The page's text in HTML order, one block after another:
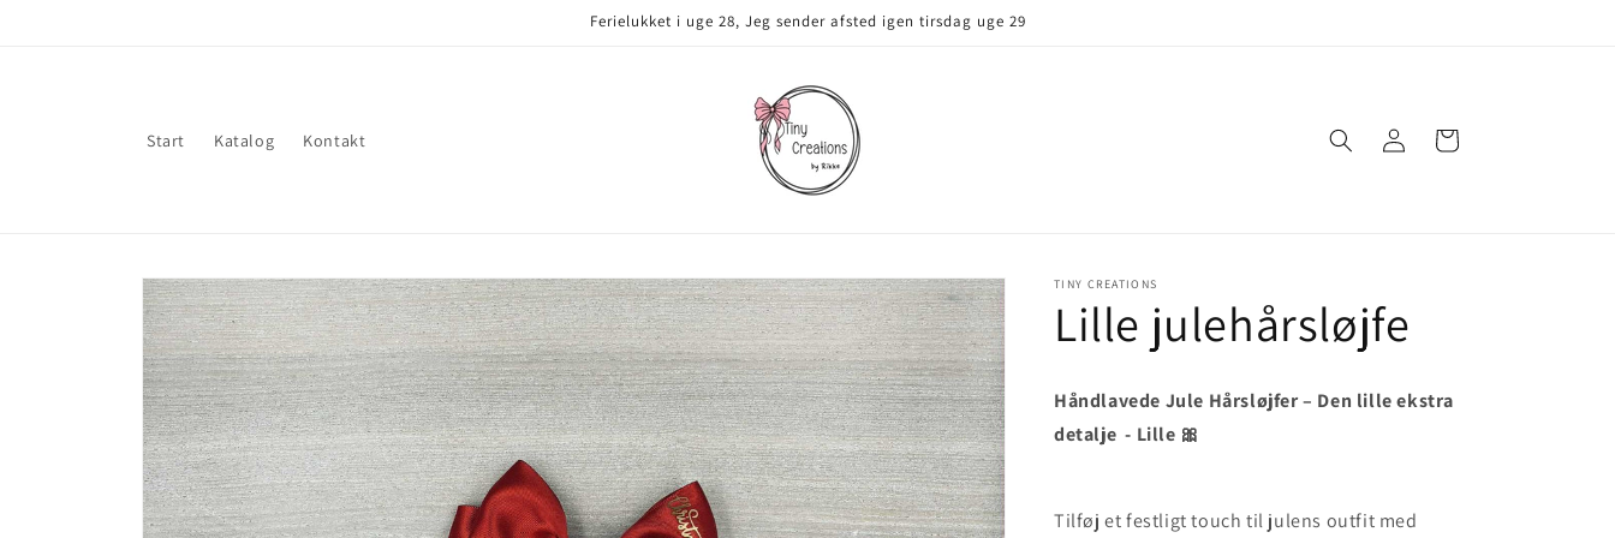
Ferielukket i uge 28, Jeg sender afsted igen tirsdag uge 29
Start Katalog Kontakt
ind
Indkøbskurv
Gå til
produktoplysninger
TINY CREATIONS
Lille julehårsløjfe
Håndlavede Jule Hårsløjfer – Den lille ekstra
detalje - Lille 🎀
Tilføj et festligt touch til julens outfit med